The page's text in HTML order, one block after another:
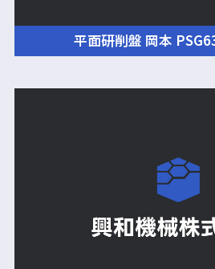
平面研削盤 岡本